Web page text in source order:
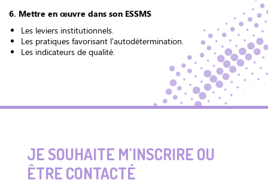
6. Mettre en œuvre dans son ESSMS
Les leviers institutionnels.
Les pratiques favorisant l'autodétermination.
Les indicateurs de qualité.
JE SOUHAITE M'INSCRIRE OU
ÊTRE CONTACTÉ